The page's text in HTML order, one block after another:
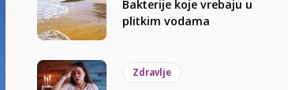
Bakterije koje vrebaju u
plitkim vodama
Zdravlje